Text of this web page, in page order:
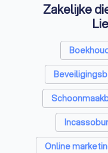
Zakelijke
Online